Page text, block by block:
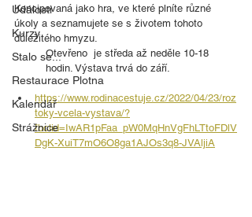
Události
Kurzy
Stalo se...
Restaurace Plotna
Kalendář
Strážnice
Koncipovaná jako hra, ve které plníte různé
úkoly a seznamujete se s životem tohoto
důležitého hmyzu.
Otevřeno  je středa až neděle 10-18
hodin. Výstava trvá do září.
https://www.rodinacestuje.cz/2022/04/23/roz
toky-vcela-vystava/?
fbclid=IwAR1pFaa_pW0MqHnVgFhLTtoFDlV
DgK-XuiT7mO6O8ga1AJOs3q8-JVAljiA